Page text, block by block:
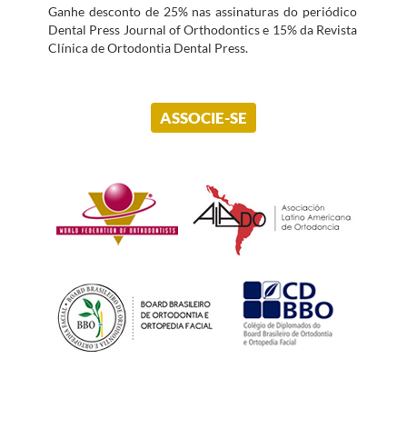
Ganhe desconto de 25% nas assinaturas do periódico
Dental Press Journal of Orthodontics e 15% da Revista
Clínica de Ortodontia Dental Press.
ASSOCIE-SE